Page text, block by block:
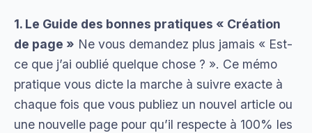
1. Le Guide des bonnes pratiques « Création
de page » Ne vous demandez plus jamais « Est-
ce que j’ai oublié quelque chose ? ». Ce mémo
pratique vous dicte la marche à suivre exacte à
chaque fois que vous publiez un nouvel article ou
une nouvelle page pour qu’il respecte à 100% les